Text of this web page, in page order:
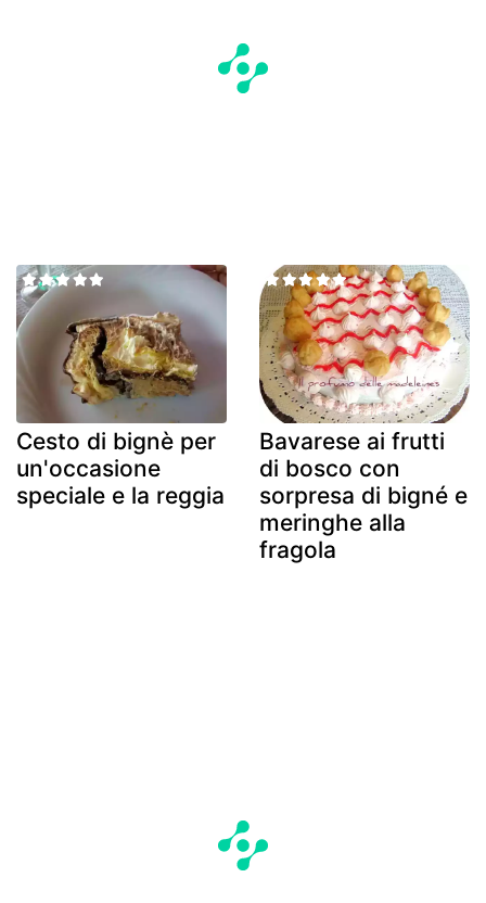
Cesto di bignè per
un'occasione
speciale e la reggia
Bavarese ai frutti
di bosco con
sorpresa di bigné e
meringhe alla
fragola